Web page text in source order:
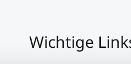
Wichtige